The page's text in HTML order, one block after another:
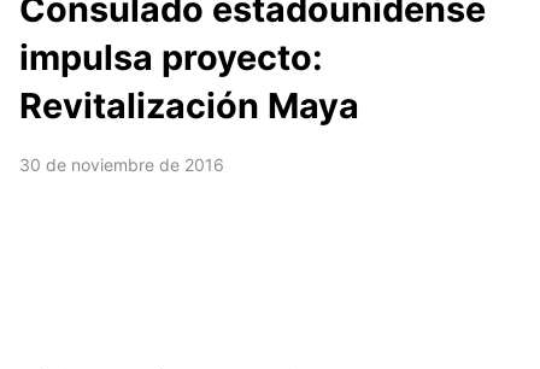
Consulado estadounidense
impulsa proyecto:
Revitalización Maya
30 de noviembre de 2016